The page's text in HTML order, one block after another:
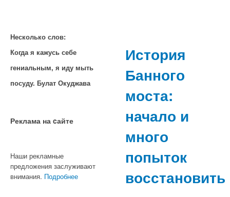
Несколько слов:
Когда я кажусь себе
гениальным, я иду мыть
посуду. Булат Окуджава
Реклама на cайте
Наши рекламные
предложения заслуживают
внимания. Подробнее
История
Банного
моста:
начало и
много
попыток
восстановить